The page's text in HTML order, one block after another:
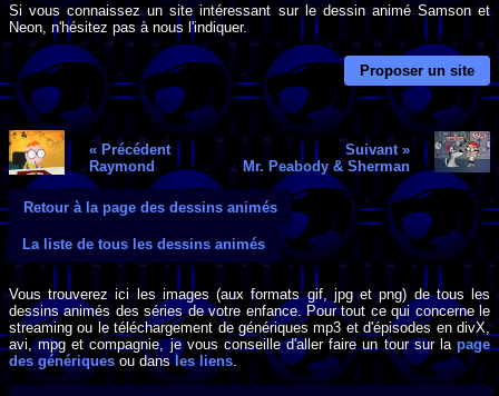
Si vous connaissez un site intéressant sur le dessin animé Samson et
Neon, n'hésitez pas à nous l'indiquer.
Proposer un site
« Précédent
Raymond
Suivant »
Mr. Peabody & Sherman
Retour à la page des dessins animés
La liste de tous les dessins animés
Vous trouverez ici les images (aux formats gif, jpg et png) de tous les
dessins animés des séries de votre enfance. Pour tout ce qui concerne le
streaming ou le téléchargement de génériques mp3 et d'épisodes en divX,
avi, mpg et compagnie, je vous conseille d'aller faire un tour sur la page
des génériques ou dansles liens.